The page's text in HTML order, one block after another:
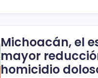
Michoacán, el
mayor
homicidio